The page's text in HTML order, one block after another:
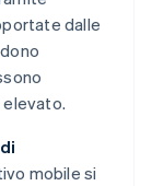
dalle
elevato.
mobile si